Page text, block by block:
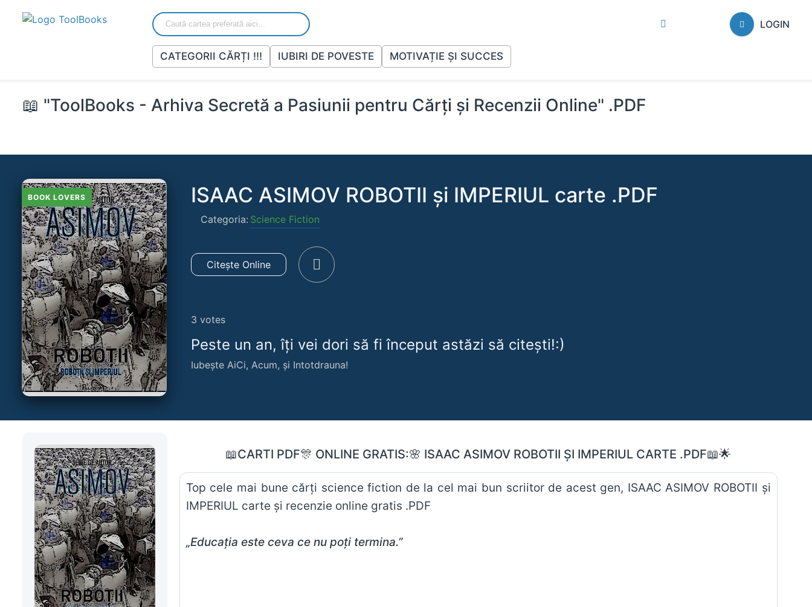
CATEGORII CĂRȚI !!! IUBIRI DE POVESTE MOTIVAȚIE ȘI SUCCES
LOGIN
📖 "ToolBooks - Arhiva Secretă a Pasiunii pentru Cărți și Recenzii Online" .PDF
BOOK LOVERS ISAAC ASIMOV ROBOTII şi IMPERIUL carte .PDF
Categoria: Science Fiction
Citește Online
3 votes
Peste un an, îți vei dori să fi început astăzi să citești!:)
Iubește AiCi, Acum, și Intotdrauna!
📖CARTI PDF🎊 ONLINE GRATIS:🌸 ISAAC ASIMOV ROBOTII ŞI IMPERIUL CARTE .PDF📖🌟
Top cele mai bune cărţi science fiction de la cel mai bun scriitor de acest gen, ISAAC ASIMOV ROBOTII şi
IMPERIUL carte şi recenzie online gratis .PDF
„Educaţia este ceva ce nu poţi termina.”